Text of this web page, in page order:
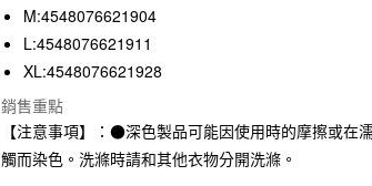
臺灣中小企業銀行
匯豐（台灣）商業銀行
聯邦商業銀行
元大商業銀行
玉山商業銀行
台新國際商業銀行
中國信託商業銀行
台灣樂天信用卡公司
Apple Pay
街口支付
悠遊付
運送方式
M:4548076621904
L:4548076621911
XL:4548076621928
銷售重點
【注意事項】：●深色製品可能因使用時的摩擦或在
觸而染色。洗滌時請和其他衣物分開洗滌。